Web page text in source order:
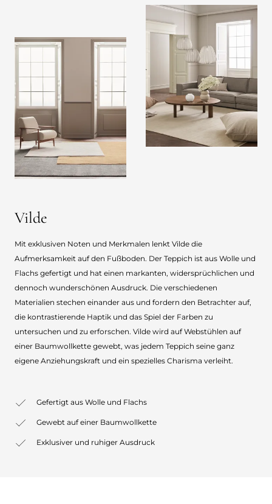
Vilde
Mit exklusiven Noten und Merkmalen lenkt Vilde die
Aufmerksamkeit auf den Fußboden. Der Teppich ist aus Wolle und
Flachs gefertigt und hat einen markanten, widersprüchlichen und
dennoch wunderschönen Ausdruck. Die verschiedenen
Materialien stechen einander aus und fordern den Betrachter auf,
die kontrastierende Haptik und das Spiel der Farben zu
untersuchen und zu erforschen. Vilde wird auf Webstühlen auf
einer Baumwollkette gewebt, was jedem Teppich seine ganz
eigene Anziehungskraft und ein spezielles Charisma verleiht.
Gefertigt aus Wolle und Flachs
Gewebt auf einer Baumwollkette
Exklusiver und ruhiger Ausdruck